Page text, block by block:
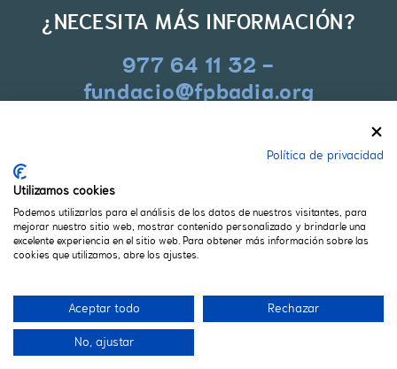
¿NECESITA MÁS INFORMACIÓN?
977 64 11 32 -
fundacio@fpbadia.org
43830 Torredembarra (Tarragona)
977 64 11 32
Política de privacidad
Utilizamos cookies
Podemos utilizarlas para el análisis de los datos de nuestros visitantes, para
mejorar nuestro sitio web, mostrar contenido personalizado y brindarle una
excelente experiencia en el sitio web. Para obtener más información sobre las
cookies que utilizamos, abre los ajustes.
Aceptar todo
Rechazar
No, ajustar